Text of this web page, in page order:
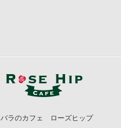
バラのカフェ ローズヒップ